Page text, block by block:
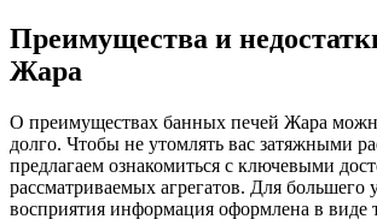
Преимущества и
Жара
О преимуществах банных печей Жара
долго. Чтобы не утомлять вас затяжными
предлагаем ознакомиться с ключевыми
рассматриваемых агрегатов. Для большего
восприятия информация оформлена в виде